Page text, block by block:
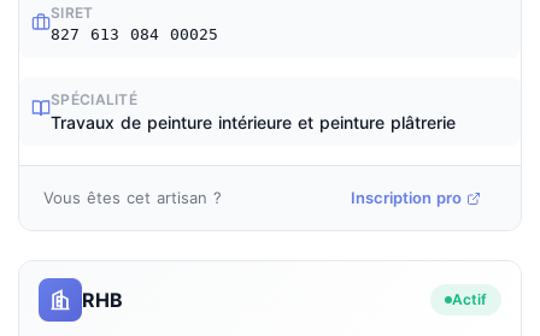
SIRET
827 613 084 00025
SPÉCIALITÉ
Travaux de peinture intérieure et peinture plâtrerie
Vous êtes cet artisan ? Inscription pro
RHB Actif